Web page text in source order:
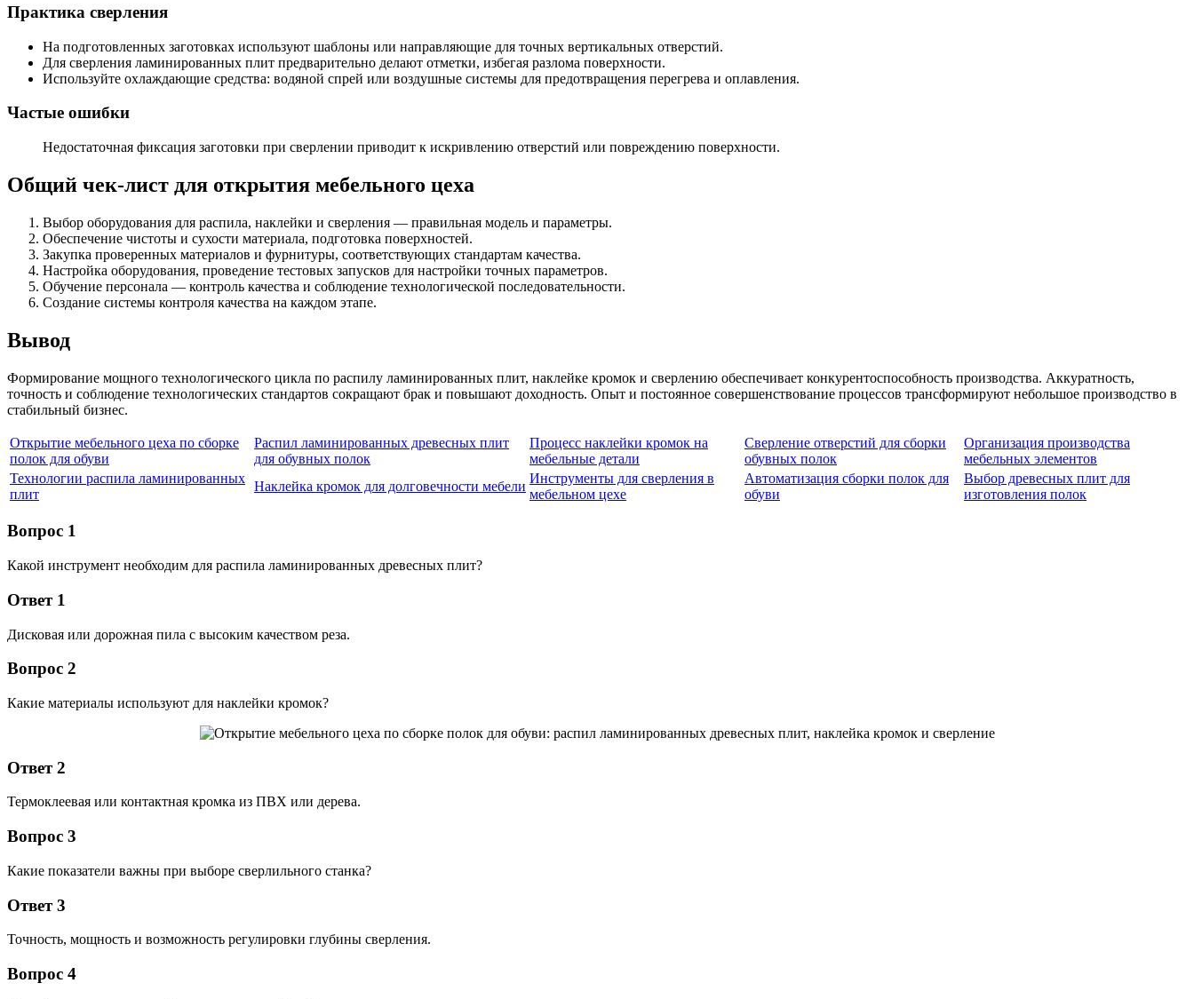
Практика сверления
На подготовленных заготовках используют шаблоны или направляющие для точных вертикальных отверстий.
Для сверления ламинированных плит предварительно делают отметки, избегая разлома поверхности.
Используйте охлаждающие средства: водяной спрей или воздушные системы для предотвращения перегрева и оплавления.
Частые ошибки
Недостаточная фиксация заготовки при сверлении приводит к искривлению отверстий или повреждению поверхности.
Общий чек-лист для открытия мебельного цеха
Выбор оборудования для распила, наклейки и сверления — правильная модель и параметры.
Обеспечение чистоты и сухости материала, подготовка поверхностей.
Закупка проверенных материалов и фурнитуры, соответствующих стандартам качества.
Настройка оборудования, проведение тестовых запусков для настройки точных параметров.
Обучение персонала — контроль качества и соблюдение технологической последовательности.
Создание системы контроля качества на каждом этапе.
Вывод
Формирование мощного технологического цикла по распилу ламинированных плит, наклейке кромок и сверлению обеспечивает конкурентоспособность производства. Аккуратность,
точность и соблюдение технологических стандартов сокращают брак и повышают доходность. Опыт и постоянное совершенствование процессов трансформируют небольшое производство в
стабильный бизнес.
Открытие мебельного цеха по сборке
полок для обуви
Распил ламинированных древесных плит
для обувных полок
Процесс наклейки кромок на
мебельные детали
Сверление отверстий для сборки
обувных полок
Организация производства
мебельных элементов
Технологии распила ламинированных
плит
Наклейка кромок для долговечности мебели
Инструменты для сверления в
мебельном цехе
Автоматизация сборки полок для
обуви
Выбор древесных плит для
изготовления полок
Вопрос 1
Какой инструмент необходим для распила ламинированных древесных плит?
Ответ 1
Дисковая или дорожная пила с высоким качеством реза.
Вопрос 2
Какие материалы используют для наклейки кромок?
Ответ 2
Термоклеевая или контактная кромка из ПВХ или дерева.
Вопрос 3
Какие показатели важны при выборе сверлильного станка?
Ответ 3
Точность, мощность и возможность регулировки глубины сверления.
Вопрос 4